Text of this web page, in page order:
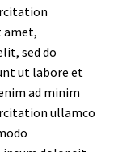
amet,
sed do
ut labore et
ad minim
ullamco